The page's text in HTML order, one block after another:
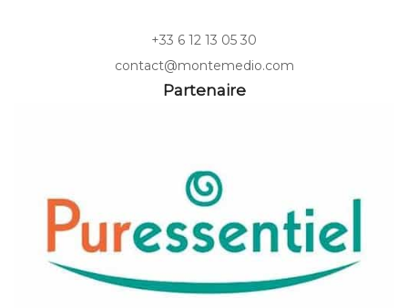
+33 6 12 13 05 30
contact@montemedio.com
Partenaire